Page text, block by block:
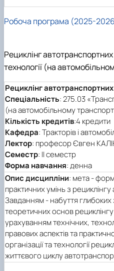
Робоча програма (2025-2026
Рециклінг
технології (на
Рециклінг
Спеціальність: 275.03
(на автомобільному
Кількість кредитів:4 кредити
Кафедра: Тракторів і
Лектор: професор Євген
Семестр: ІI семестр
Форма навчання: денна
Опис дисципліни: мета -
практичних умінь з
Завданням - набуття
теоретичних основ
урахуванням технічних,
правових аспектів та
організації та технології
життєвого циклу